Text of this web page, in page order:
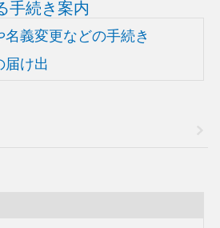
手続き案内
名義変更などの手続き
届け出